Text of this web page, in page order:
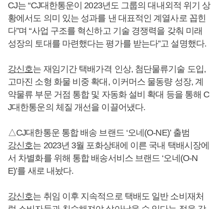
CJ는 “CJ대한통운이 2023년도 그룹의 대내외적 위기 상
황에서도 의미 있는 성과를 낸 대표적인 계열사로 꼽힌
다”며 “사업 구조를 혁신하고 기술 경쟁력을 갖춰 미래
성장의 토대를 마련했다는 평가를 받는다”고 설명했다.
강신호는 재임기간 택배가격 인상, 첨단물류기술 도입,
고마진 소형 화물 비중 확대, 이커머스 물동량 성장, 계
약물류 부문 거점 통합 및 자동화 설비 확대 등을 통해 C
J대한통운의 체질 개선을 이끌어냈다.
△CJ대한통운 통합 배송 브랜드 ‘오네(O-NE)’ 출범
강신호는 2023년 3월 포화상태에 이른 국내 택배시장에
서 차별화를 위해 통합 배송서비스 브랜드 ‘오네(O-N
E)’를 새로 내놨다.
강신호는 취임 이후 지속적으로 택배도 일반 소비재처